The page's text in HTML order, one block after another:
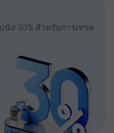
ส 30% สำหรับการเทรด